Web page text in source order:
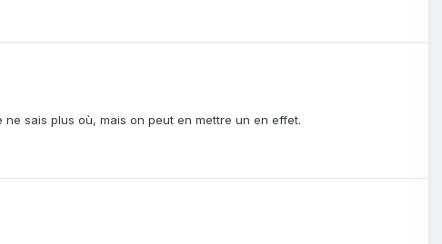
sais plus où, mais on peut en mettre un en effet.